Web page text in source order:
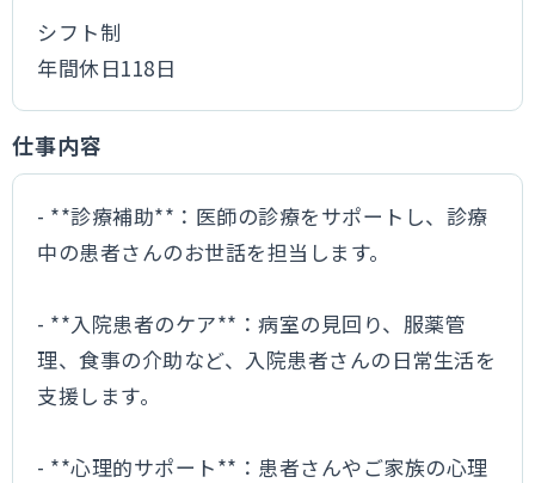
シフト制
年間休日118日
仕事内容
- **診療補助**：医師の診療をサポートし、診療
中の患者さんのお世話を担当します。
- **入院患者のケア**：病室の見回り、服薬管
理、食事の介助など、入院患者さんの日常生活を
支援します。
- **心理的サポート**：患者さんやご家族の心理